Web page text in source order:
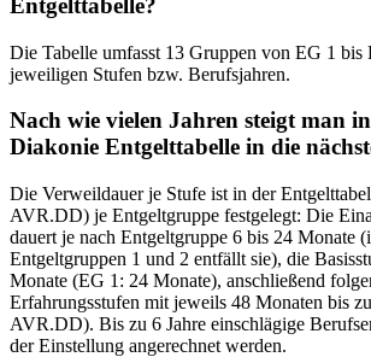
Entgelttabelle?
Die Tabelle umfasst 13 Gruppen von EG 1 bis
jeweiligen Stufen bzw. Berufsjahren.
Nach wie vielen Jahren steigt man
Diakonie Entgelttabelle in die
Die Verweildauer je Stufe ist in der
AVR.DD) je Entgeltgruppe festgelegt: Die
dauert je nach Entgeltgruppe 6 bis 24 Monate
Entgeltgruppen 1 und 2 entfällt sie), die
Monate (EG 1: 24 Monate), anschließend
Erfahrungsstufen mit jeweils 48 Monaten bis
AVR.DD). Bis zu 6 Jahre einschlägige
der Einstellung angerechnet werden.